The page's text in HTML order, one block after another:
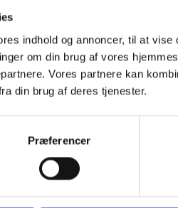
indhold og annoncer, til at
om din brug af vores
Vores partnere kan
din brug af deres tjenester.
Præferencer